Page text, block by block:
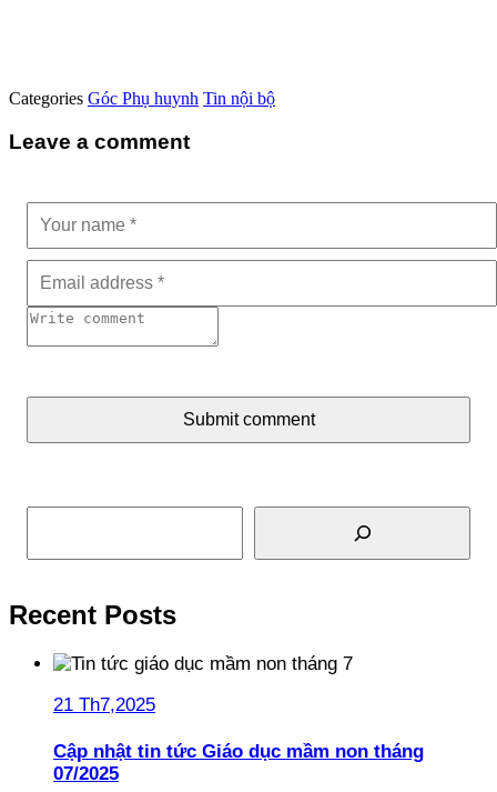
Categories Góc Phụ huynh Tin nội bộ
Leave a comment
Submit comment
Tìm kiếm
Recent Posts
21 Th7,2025
Cập nhật tin tức Giáo dục mầm non tháng
07/2025